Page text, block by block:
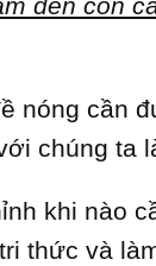
nóng cần
chúng ta
khi nào
thức và